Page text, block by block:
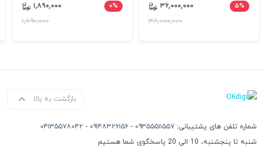
۵%
۳۶,۰۰۰,۰۰۰
۳۸,۰۰۰,۰۰۰
۰%
۱,۸۹۰,۰۰۰
۱,۸۹۰,۰۰۰
بازگشت به بالا
شماره تلفن های پشتیبانی: ۰۹۳۵۵۵۱۱۵۵۷ - ۰۹۱۴۸۳۲۶۱۵۶ - ۰۴۱۳۵۵۷۸۰۴۲
شنبه تا پنجشنبه، 10 الی 20 پاسخگوی شما هستیم